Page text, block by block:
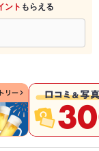
ント もらえる